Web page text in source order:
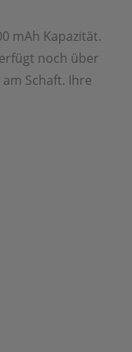
mAh Kapazität.
noch über
Schaft. Ihre